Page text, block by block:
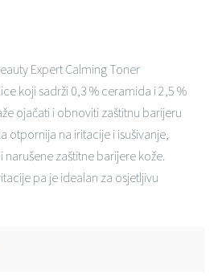
Expert Calming Toner
koji sadrži 0,3 % ceramida i 2,5 %
ojačati i obnoviti zaštitnu barijeru
otpornija na iritacije i isušivanje,
narušene zaštitne barijere kože.
pa je idealan za osjetljivu